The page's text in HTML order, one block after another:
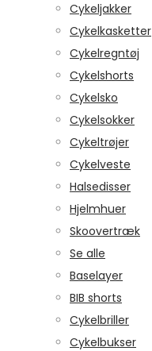
Cykeljakker
Cykelkasketter
Cykelregntøj
Cykelshorts
Cykelsko
Cykelsokker
Cykeltrøjer
Cykelveste
Halsedisser
Hjelmhuer
Skoovertræk
Se alle
Baselayer
BIB shorts
Cykelbriller
Cykelbukser